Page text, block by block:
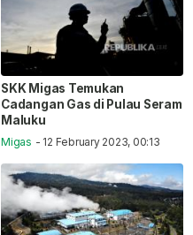
SKK Migas Temukan
Cadangan Gas di Pulau Seram
Maluku
Migas - 12 February 2023, 00:13